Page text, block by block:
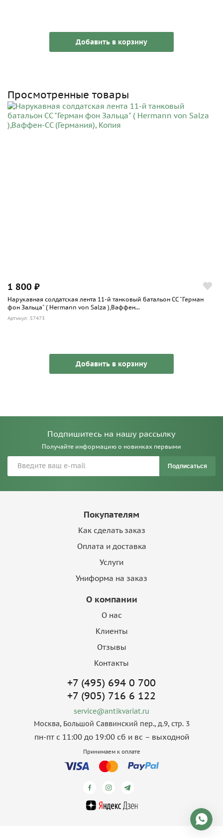
Добавить в корзину
Просмотренные товары
1 800 ₽
Нарукавная солдатская лента 11-й танковый батальон СС "Герман
фон Зальца" ( Hermann von Salza ),Ваффен...
Артикул: 57473
Добавить в корзину
Подпишитесь на нашу рассылку
Получайте информацию о новинках первыми
Подписаться
Покупателям
Как сделать заказ
Оплата и доставка
Услуги
Униформа на заказ
О компании
О нас
Клиенты
Отзывы
Контакты
+7 (495) 694 0 700
+7 (905) 716 6 122
service@antikvariat.ru
Москва, Большой Саввинский пер., д.9, стр. 3
пн-пт с 11:00 до 19:00 сб и вс – выходной
Принимаем к оплате